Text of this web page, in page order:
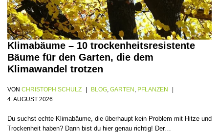
Klimabäume – 10 trockenheitsresistente
Bäume für den Garten, die dem
Klimawandel trotzen
VON CHRISTOPH SCHULZ BLOG GARTEN
PFLANZEN
4. AUGUST 2026
Du suchst echte Klimabäume, die überhaupt kein Problem mit Hitze und
Trockenheit haben? Dann bist du hier genau richtig! Der…